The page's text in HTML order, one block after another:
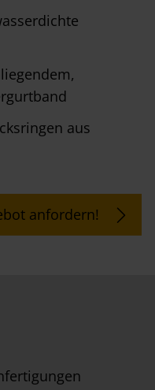
aus
anfordern!